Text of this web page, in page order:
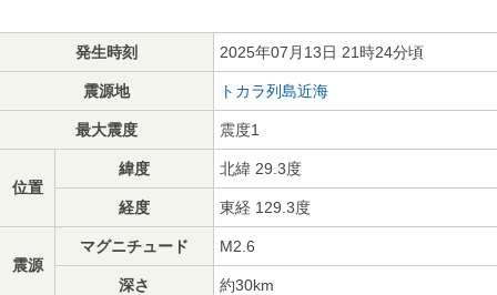
発生時刻 2025年07月13日 21時24分頃
震源地 トカラ列島近海
最大震度 震度1
位置
緯度 北緯 29.3度
経度 東経 129.3度
震源
マグニチュード M2.6
深さ 約30km